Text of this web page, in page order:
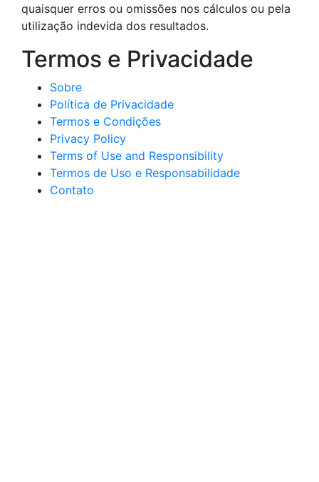
quaisquer erros ou omissões nos cálculos ou pela
utilização indevida dos resultados.
Termos e Privacidade
Sobre
Política de Privacidade
Termos e Condições
Privacy Policy
Terms of Use and Responsibility
Termos de Uso e Responsabilidade
Contato